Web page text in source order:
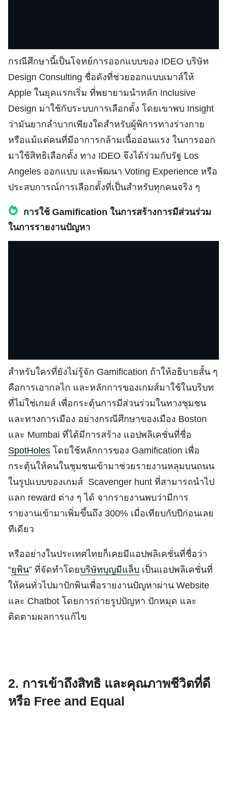
กรณีศึกษานี้เป็นโจทย์การออกแบบของ IDEO บริษัท
Design Consulting ชื่อดังที่ช่วยออกแบบเมาส์ให้
Apple ในยุคแรกเริ่ม ที่พยายามนำหลัก Inclusive
Design มาใช้กับระบบการเลือกตั้ง โดยเขาพบ Insight
ว่ามันยากลำบากเพียงใดสำหรับผู้พิการทางร่างกาย
หรือแม้แต่คนที่มีอาการกล้ามเนื้ออ่อนแรง ในการออก
มาใช้สิทธิเลือกตั้ง ทาง IDEO จึงได้ร่วมกับรัฐ Los
Angeles ออกแบบ และพัฒนา Voting Experience หรือ
ประสบการณ์การเลือกตั้งที่เป็นสำหรับทุกคนจริง ๆ
การใช้ Gamification ในการสร้างการมีส่วนร่วม
ในการรายงานปัญหา
สำหรับใครที่ยังไม่รู้จัก Gamification ถ้าให้อธิบายสั้น ๆ
คือการเอากลไก และหลักการของเกมส์มาใช้ในบริบท
ที่ไม่ใช่เกมส์ เพื่อกระตุ้นการมีส่วนร่วมในทางชุมชน
และทางการเมือง อย่างกรณีศึกษาของเมือง Boston
และ Mumbai ที่ได้มีการสร้าง แอปพลิเคชั่นที่ชื่อ
SpotHoles โดยใช้หลักการของ Gamification เพื่อ
กระตุ้นให้คนในชุมชนเข้ามาช่วยรายงานหลุมบนถนน
ในรูปแบบของเกมส์ Scavenger hunt ที่สามารถนำไป
แลก reward ต่าง ๆ ได้ จากรายงานพบว่ามีการ
รายงานเข้ามาเพิ่มขึ้นถึง 300% เมื่อเทียบกับปีก่อนเลย
ทีเดียว
หรืออย่างในประเทศไทยก็เคยมีแอปพลิเคชั่นที่ชื่อว่า
“ยุพิน” ที่จัดทำโดยบริษัทบุญมีแล็บ เป็นแอปพลิเคชั่นที่
ให้คนทั่วไปมาปักพินเพื่อรายงานปัญหาผ่าน Website
และ Chatbot โดยการถ่ายรูปปัญหา ปักหมุด และ
ติดตามผลการแก้ไข
2. การเข้าถึงสิทธิ และคุณภาพชีวิตที่ดี
หรือ Free and Equal